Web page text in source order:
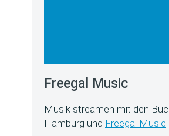
Freegal Music
Musik streamen mit den
Hamburg und Freegal Music.